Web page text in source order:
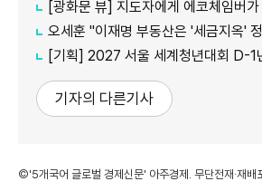
[광화문 뷰] 지도자에게 에코체임버
오세훈 "이재명 부동산은 '세금지옥' 정책"… "집을
[기획] 2027 서울 세계청년대회 D-1년…서울 한복판에서 만
기자의 다른기사
©'5개국어 글로벌 경제신문' 아주경제. 무단전재·재배